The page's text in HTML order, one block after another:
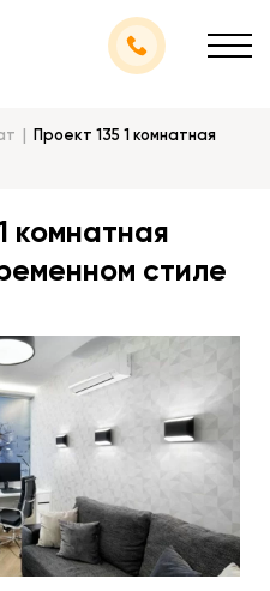
Проект 135 1 комнатная
комнатная
стиле